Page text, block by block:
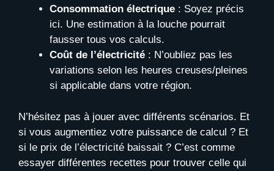
Consommation électrique : Soyez précis
ici. Une estimation à la louche pourrait
fausser tous vos calculs.
Coût de l’électricité : N’oubliez pas les
variations selon les heures creuses/pleines
si applicable dans votre région.
N’hésitez pas à jouer avec différents scénarios. Et
si vous augmentiez votre puissance de calcul ? Et
si le prix de l’électricité baissait ? C’est comme
essayer différentes recettes pour trouver celle qui